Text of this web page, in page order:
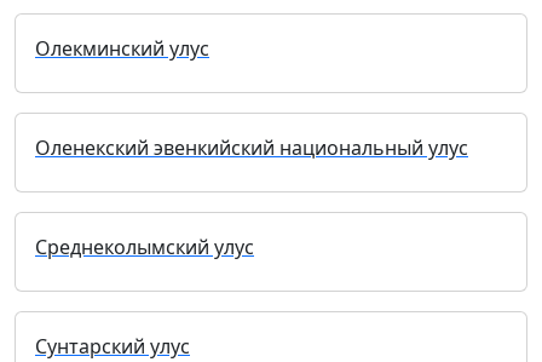
Олекминский улус
Оленекский эвенкийский национальный улус
Среднеколымский улус
Сунтарский улус